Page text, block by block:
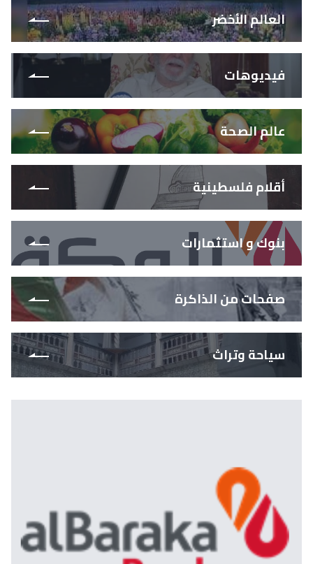
العالم الأخضر
فيديوهات
عالم الصحة
أقلام فلسطينية
بنوك و استثمارات
صفحات من الذاكرة
سياحة وتراث